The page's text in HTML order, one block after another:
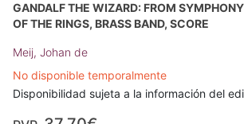
GANDALF THE WIZARD: FROM
OF THE RINGS, BRASS BAND, SCORE
Meij, Johan de
No disponible temporalmente
Disponibilidad sujeta a la información del